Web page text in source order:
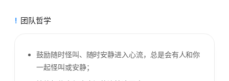
🦄 Introducing Bonjour! Team
团队哲学
鼓励随时怪叫、随时安静进入心流，总是会有人和你
一起怪叫或安静；